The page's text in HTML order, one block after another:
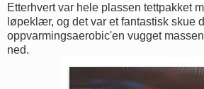
Etterhvert var hele plassen tettpakket
løpeklær, og det var et fantastisk skue
oppvarmingsaerobic'en vugget
ned.